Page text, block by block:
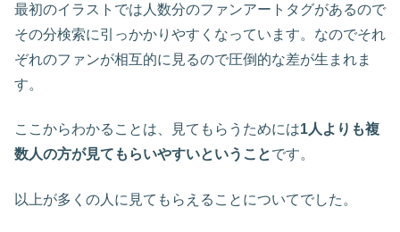
最初のイラストでは人数分のファンアートタグがあるので
その分検索に引っかかりやすくなっています。なのでそれ
ぞれのファンが相互的に見るので圧倒的な差が生まれま
す。
ここからわかることは、見てもらうためには1人よりも複
数人の方が見てもらいやすいということです。
以上が多くの人に見てもらえることについてでした。